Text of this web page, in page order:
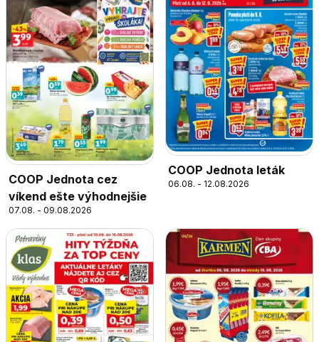
COOP Jednota cez
víkend ešte výhodnejšie
07.08. - 09.08.2026
COOP Jednota leták
06.08. - 12.08.2026